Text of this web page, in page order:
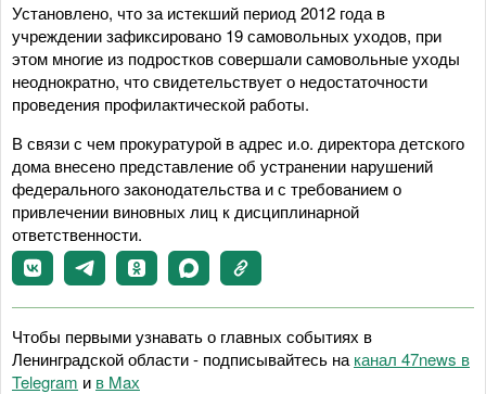
Установлено, что за истекший период 2012 года в
учреждении зафиксировано 19 самовольных уходов, при
этом многие из подростков совершали самовольные уходы
неоднократно, что свидетельствует о недостаточности
проведения профилактической работы.
В связи с чем прокуратурой в адрес и.о. директора детского
дома внесено представление об устранении нарушений
федерального законодательства и с требованием о
привлечении виновных лиц к дисциплинарной
ответственности.
Чтобы первыми узнавать о главных событиях в
Ленинградской области - подписывайтесь на канал 47news в
Telegram и в Maх